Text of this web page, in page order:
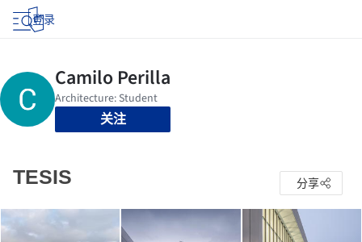
登录
关注
TESIS 分享